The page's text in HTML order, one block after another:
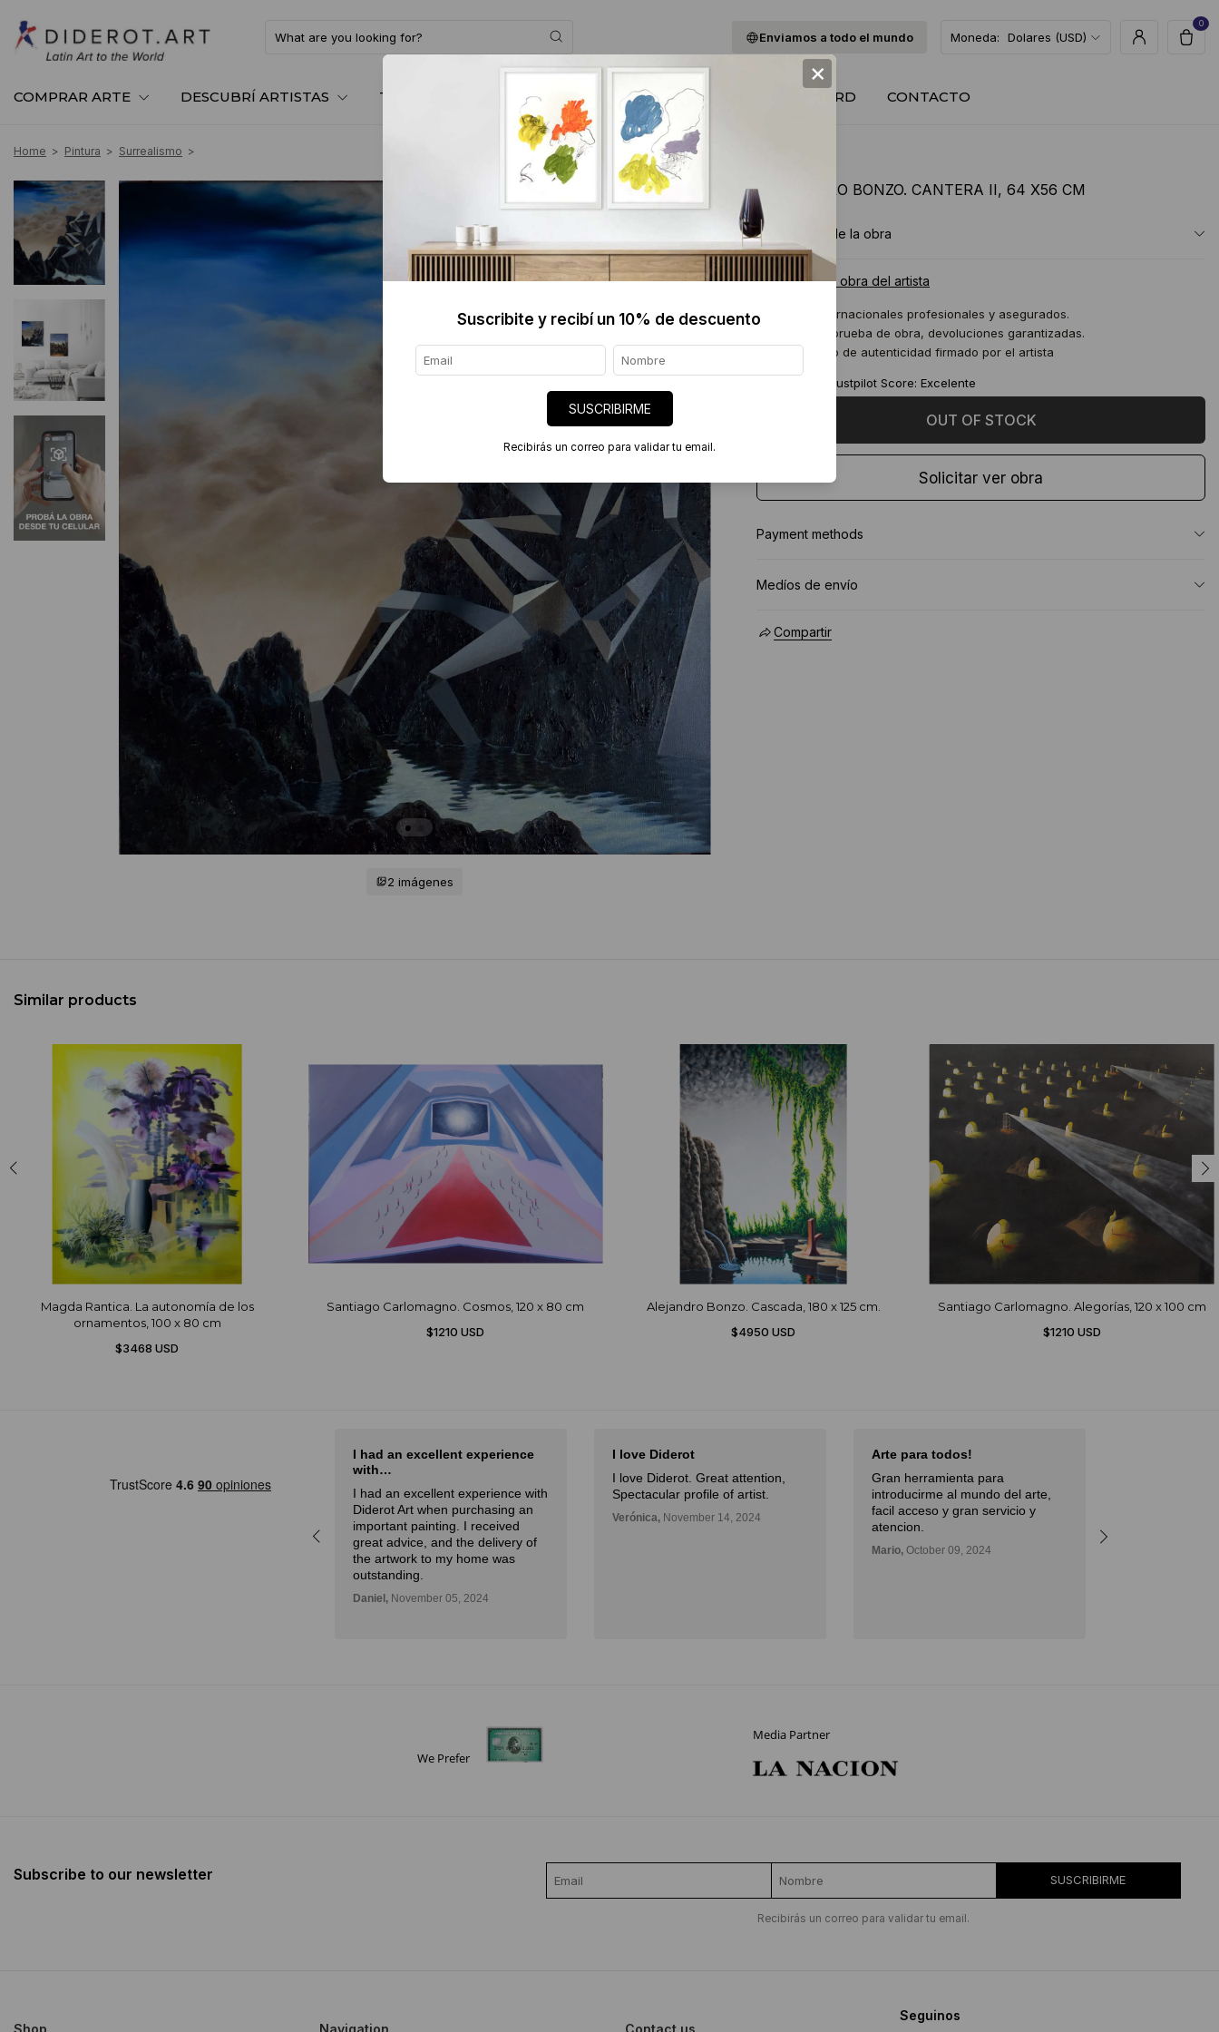
Enviamos a todo el mundo Moneda: Dolares (USD)
0
COMPRAR ARTE DESCUBRÍ ARTISTAS TE ASESORAMOS BLOG QUIENES SOMOS GIFT CARD CONTACTO
Home > Pintura > Surrealismo >
2 imágenes
ALEJANDRO BONZO. CANTERA II, 64 X56 CM
Información de la obra
Ver toda la obra del artista
Envíos internacionales profesionales y asegurados.
7 días de prueba de obra, devoluciones garantizadas.
Certificado de autenticidad firmado por el artista
Trustpilot Score: Excelente
Solicitar ver obra
Payment methods
Medíos de envío
Compartir
Similar products
Magda Rantica. La autonomía de los
ornamentos, 100 x 80 cm
$3468 USD
Santiago Carlomagno. Cosmos, 120 x 80 cm
$1210 USD
Alejandro Bonzo. Cascada, 180 x 125 cm.
$4950 USD
Santiago Carlomagno. Alegorías, 120 x 100 cm
$1210 USD
El mejor sitio de arte de Latam,
especialmente por la curación
I had an excellent experience
with…
I had an excellent experience with
Diderot Art when purchasing an
important painting. I received
great advice, and the delivery of
the artwork to my home was
outstanding.
Daniel, November 05, 2024
I love Diderot
I love Diderot. Great attention,
Spectacular profile of artist.
Verónica, November 14, 2024
Arte para todos!
Gran herramienta para
introducirme al mundo del arte,
facil acceso y gran servicio y
atencion.
Mario, October 09, 2024
We Prefer
Media Partner
Subscribe to our newsletter SUSCRIBIRME
Recibirás un correo para validar tu email.
Seguinos
×
Suscribite y recibí un 10% de descuento
SUSCRIBIRME
Recibirás un correo para validar tu email.